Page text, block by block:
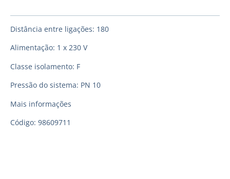
Distância entre ligações: 180
Alimentação: 1 x 230 V
Classe isolamento: F
Pressão do sistema: PN 10
Mais informações
Código: 98609711